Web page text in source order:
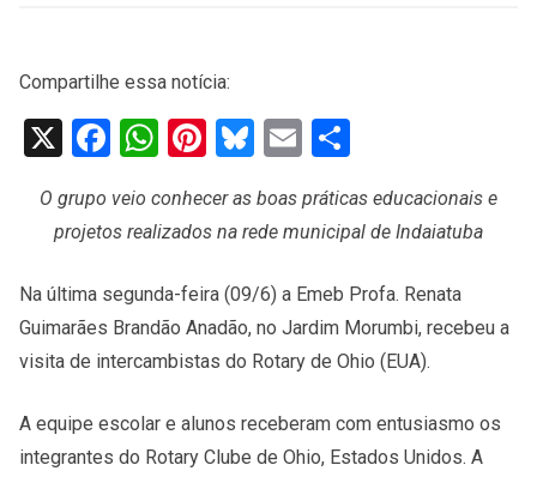
Compartilhe essa notícia:
X Facebook
WhatsApp
Pinterest
Bluesky
Email
O grupo veio conhecer as boas práticas educacionais e
projetos realizados na rede municipal de Indaiatuba
Na última segunda-feira (09/6) a Emeb Profa. Renata
Guimarães Brandão Anadão, no Jardim Morumbi, recebeu a
visita de intercambistas do Rotary de Ohio (EUA).
A equipe escolar e alunos receberam com entusiasmo os
integrantes do Rotary Clube de Ohio, Estados Unidos. A